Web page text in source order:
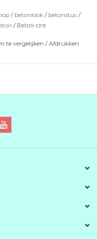
en de PU-
/ betonlook / betonstuc /
/ Beton-cire
te vergelijken /Afdrukken